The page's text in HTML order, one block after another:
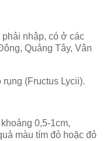
nhập, có ở các
Quảng Tây, Vân
(Fructus Lycii).
0,5-1cm,
màu tím đỏ hoặc đỏ